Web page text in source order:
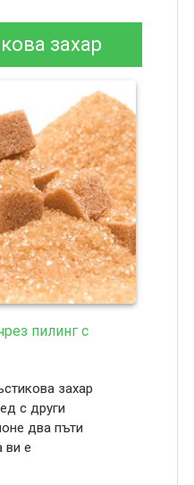
захар
пилинг с
захар
с други
два пъти
ви е